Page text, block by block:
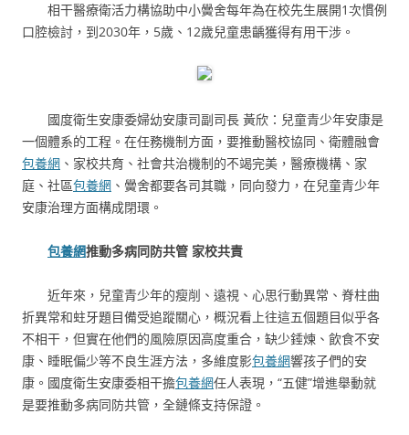
相干醫療衛活力構協助中小黌舍每年為在校先生展開1次慣例
口腔檢討，到2030年，5歲、12歲兒童患齲獲得有用干涉。
國度衛生安康委婦幼安康司副司長 黃欣：兒童青少年安康是
一個體系的工程。在任務機制方面，要推動醫校協同、衛體融會
包養網 、家校共育、社會共治機制的不竭完美，醫療機構、家
庭、社區包養網 、黌舍都要各司其職，同向發力，在兒童青少年
安康治理方面構成閉環。
包養網推動多病同防共管 家校共責
近年來，兒童青少年的瘦削、遠視、心思行動異常、脊柱曲
折異常和蛀牙題目備受追蹤關心，概況看上往這五個題目似乎各
不相干，但實在他們的風險原因高度重合，缺少錘煉、飲食不安
康、睡眠偏少等不良生涯方法，多維度影包養網響孩子們的安
康。國度衛生安康委相干擔包養網任人表現，“五健”增進舉動就
是要推動多病同防共管，全鏈條支持保證。